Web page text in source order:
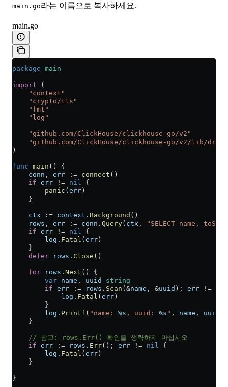
main.go라는 이름으로 복사하세요.
main.go
package main
import (
    "
context "
    "
crypto/tls "
    "
fmt "
    "
log "
    "
github.com/ClickHouse/clickhouse-go/v2 "
    "
github.com/ClickHouse/clickhouse-go/v2/lib/
)
func main () {
    conn
, err := connect ()
    if
err != nil
{
        panic
( err )
    }
    ctx
:= context . Background ()
    rows
, err := conn . Query( ctx ,
"SELECT name,
    if
err != nil
{
        log
. Fatal ( err )
    }
    defer
rows . Close ()
    for
rows . Next () {
        var
name , uuid
string
        if
err := rows . Scan ( &name , &uuid ); err !=
            log
. Fatal ( err )
        }
        log
. Printf ( "name: %s , uuid: %s " , name , uuid
    }
    // 참고: rows.Err() 확인을 생략하지 마십시오
    if
err := rows . Err(); err != nil
{
        log
. Fatal ( err )
    }
}